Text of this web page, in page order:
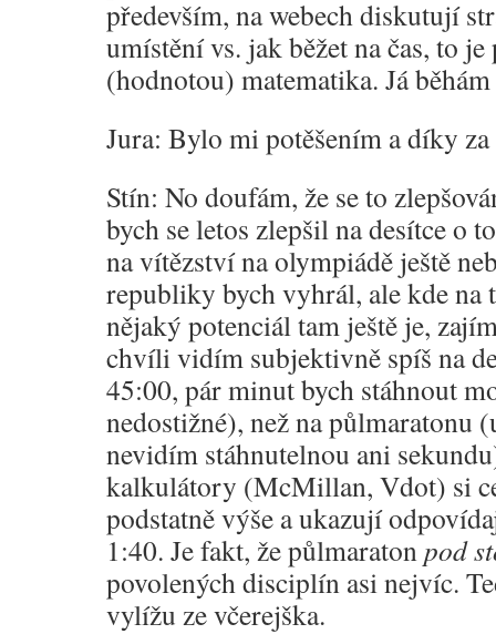
především, na webech diskutují
umístění vs. jak běžet na čas, to
(hodnotou) matematika. Já
Jura: Bylo mi potěšením a díky
Stín: No doufám, že se to
bych se letos zlepšil na desítce o
na vítězství na olympiádě ještě
republiky bych vyhrál, ale kde na
nějaký potenciál tam ještě je,
chvíli vidím subjektivně spíš na
45:00, pár minut bych stáhnout
nedostižné), než na půlmaratonu
nevidím stáhnutelnou ani
kalkulátory (McMillan, Vdot) si
podstatně výše a ukazují
1:40. Je fakt, že půlmaratonpod
povolených disciplín asi nejvíc.
vylížu ze včerejška.